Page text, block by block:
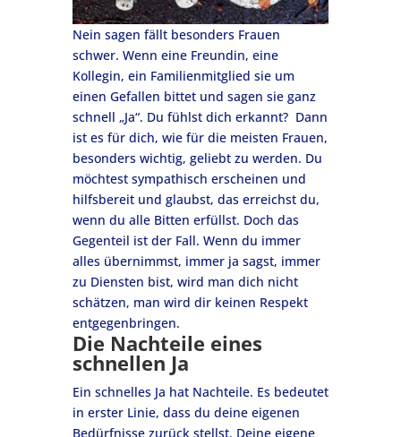
Nein sagen fällt besonders Frauen
schwer. Wenn eine Freundin, eine
Kollegin, ein Familienmitglied sie um
einen Gefallen bittet und sagen sie ganz
schnell „Ja“. Du fühlst dich erkannt? Dann
ist es für dich, wie für die meisten Frauen,
besonders wichtig, geliebt zu werden. Du
möchtest sympathisch erscheinen und
hilfsbereit und glaubst, das erreichst du,
wenn du alle Bitten erfüllst. Doch das
Gegenteil ist der Fall. Wenn du immer
alles übernimmst, immer ja sagst, immer
zu Diensten bist, wird man dich nicht
schätzen, man wird dir keinen Respekt
entgegenbringen.
Die Nachteile eines
schnellen Ja
Ein schnelles Ja hat Nachteile. Es bedeutet
in erster Linie, dass du deine eigenen
Bedürfnisse zurück stellst. Deine eigene